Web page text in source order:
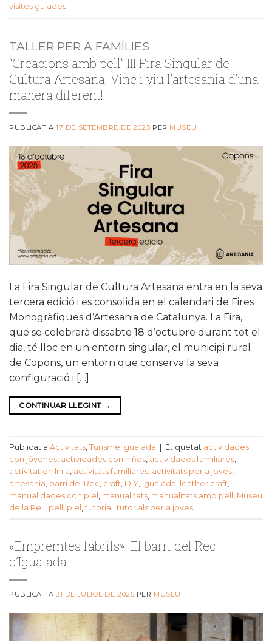
visites guiades
TALLER PER A FAMÍLIES
“Creacions amb pell” III Fira Singular de
Cultura Artesana. Vine i viu l’artesania d’una
manera diferent!
PUBLICAT A17 DE SETEMBRE DE 2025 PER MUSEU
La Fira Singular de Cultura Artesana entra en la seva
tercera edició i es consolida en el calendari de Fires
Monogràfiques d’Artesania de Catalunya. La Fira,
que se celebrarà dissabte 18 d’octubre durant tot el
dia, té lloc en un entorn singular, el municipi rural
de Copons, un entorn que conserva la seva
configuració i […]
CONTINUAR LLEGINT →
Publicat a Activitats Turisme Igualada | Etiquetat actividades
con jóvenes actividades con niños actividades familiares
activitat en línia activitats familiares activitats per a joves
artesania barri del Rec craft DIY Igualada leather craft
manualidades con piel manualitats manualitats amb pell Museu
de la Pell pell piel tutorial tutorials per a joves
«Empremtes fabrils». El barri del Rec
d’Igualada
PUBLICAT A31 DE JULIOL DE 2025 PER MUSEU